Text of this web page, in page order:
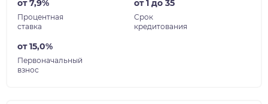
от 7,9%
Процентная
ставка
от 1 до 35
Срок
кредитования
от 15,0%
Первоначальный
взнос